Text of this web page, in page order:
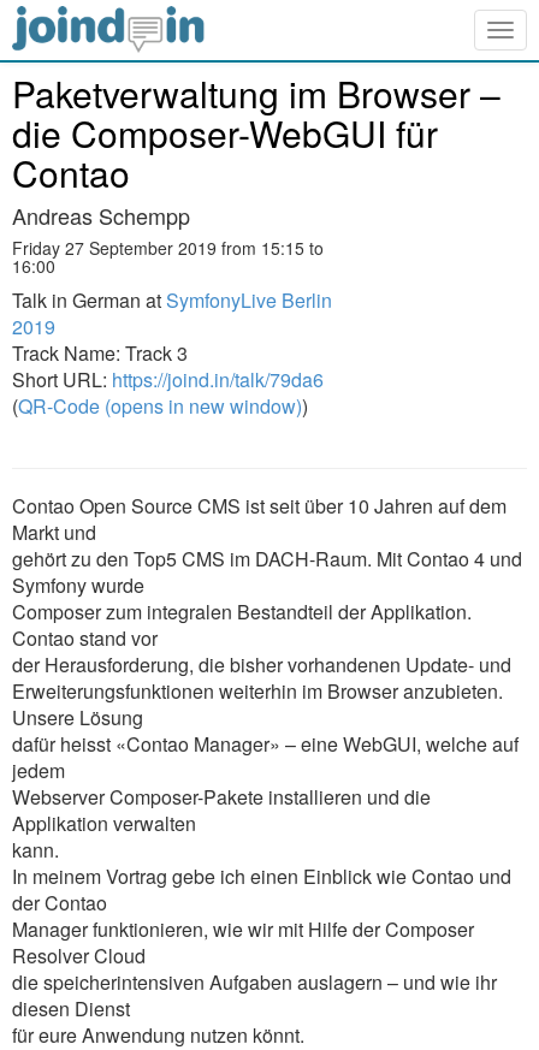
Paketverwaltung im Browser –
die Composer-WebGUI für
Contao
Andreas Schempp
Friday 27 September 2019 from 15:15 to
16:00
Talk in German atSymfonyLive Berlin
2019
Track Name: Track 3
Short URL: https://joind.in/talk/79da6
(QR-Code (opens in new window))
Contao Open Source CMS ist seit über 10 Jahren auf dem
Markt und
gehört zu den Top5 CMS im DACH-Raum. Mit Contao 4 und
Symfony wurde
Composer zum integralen Bestandteil der Applikation.
Contao stand vor
der Herausforderung, die bisher vorhandenen Update- und
Erweiterungsfunktionen weiterhin im Browser anzubieten.
Unsere Lösung
dafür heisst «Contao Manager» – eine WebGUI, welche auf
jedem
Webserver Composer-Pakete installieren und die
Applikation verwalten
kann.
In meinem Vortrag gebe ich einen Einblick wie Contao und
der Contao
Manager funktionieren, wie wir mit Hilfe der Composer
Resolver Cloud
die speicherintensiven Aufgaben auslagern – und wie ihr
diesen Dienst
für eure Anwendung nutzen könnt.